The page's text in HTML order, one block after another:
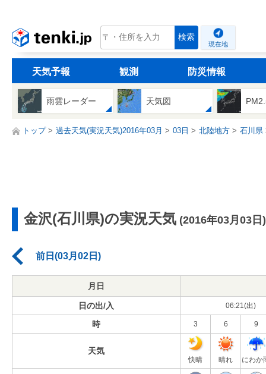
tenki.jp 検索
現在地
天気予報 観測 防災情報
雨雲レーダー 天気図
トップ 過去天気(実況天気)2016年03月 03日 北陸地方 石川県
金沢(石川県)の実況天気 (2016年03月03日)
前日(03月02日)
月日
日の出/入 06:21(出)
時 3 6 9
天気
快晴 晴れ にわか